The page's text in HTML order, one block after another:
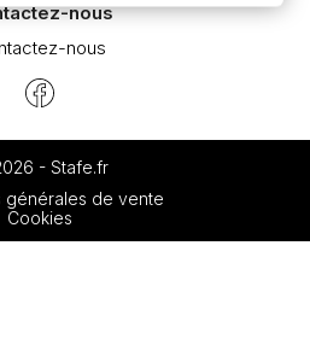
nous
nous
- Stafe.fr
générales de vente
Cookies